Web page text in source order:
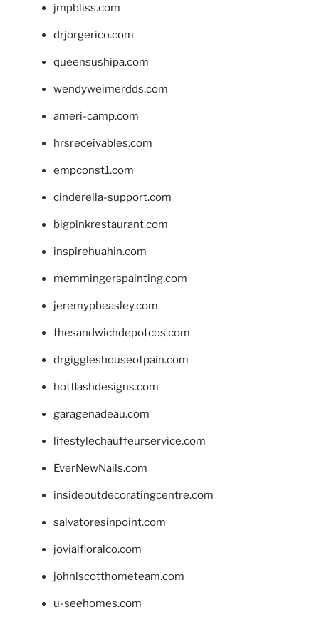
jmpbliss.com
drjorgerico.com
queensushipa.com
wendyweimerdds.com
ameri-camp.com
hrsreceivables.com
empconst1.com
cinderella-support.com
bigpinkrestaurant.com
inspirehuahin.com
memmingerspainting.com
jeremypbeasley.com
thesandwichdepotcos.com
drgiggleshouseofpain.com
hotflashdesigns.com
garagenadeau.com
lifestylechauffeurservice.com
EverNewNails.com
insideoutdecoratingcentre.com
salvatoresinpoint.com
jovialfloralco.com
johnlscotthometeam.com
u-seehomes.com